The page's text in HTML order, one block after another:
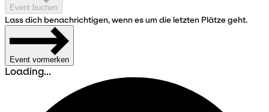
Event buchen
Lass dich benachrichtigen, wenn es um die letzten Plätze geht.
Event vormerken
Loading...